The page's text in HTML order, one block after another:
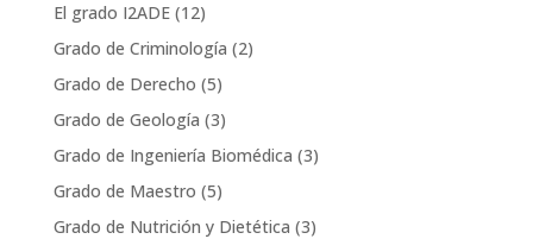
El grado I2ADE(12)
Grado de Criminología (2)
Grado de Derecho (5)
Grado de Geología (3)
Grado de Ingeniería Biomédica (3)
Grado de Maestro (5)
Grado de Nutrición y Dietética (3)